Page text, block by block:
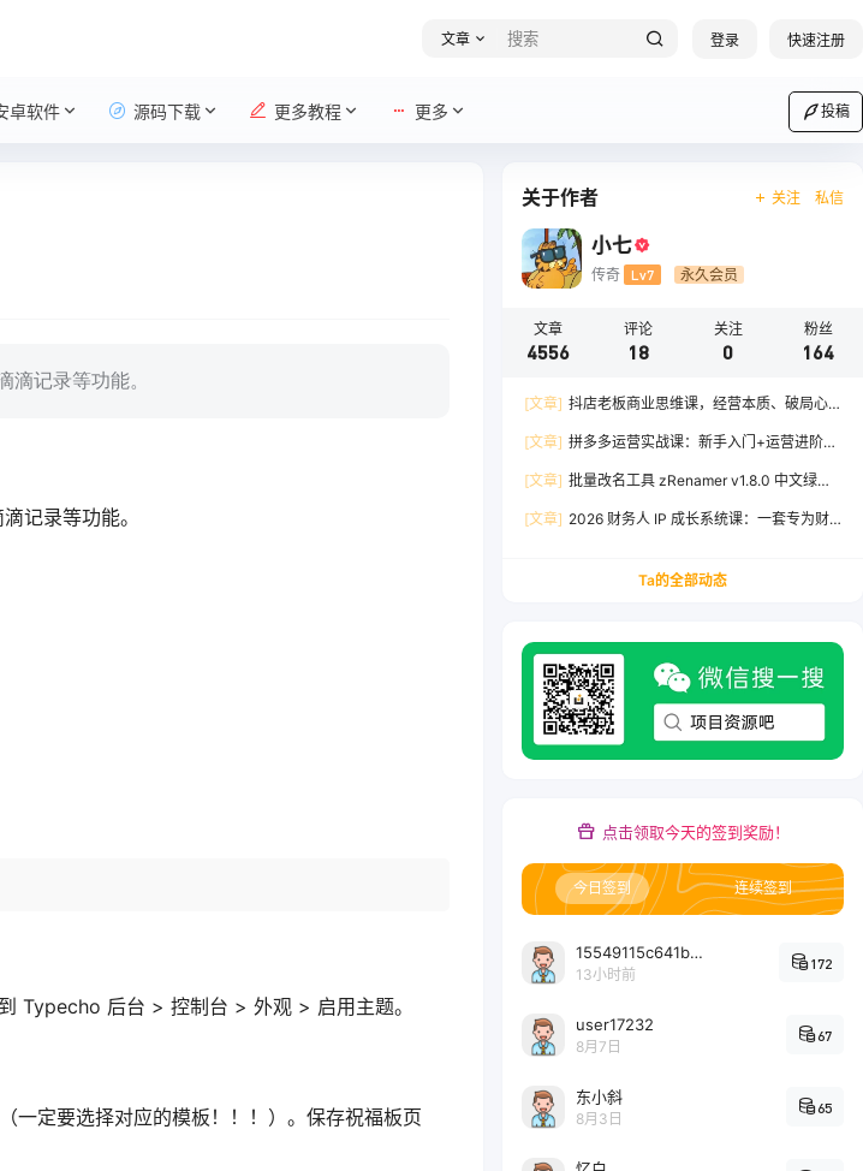
文章 登录 快速注册
卓软件 源码下载 更多教程 更多 投稿
滴记录等功能。
记录等功能。
Typecho 后台 > 控制台 > 外观 > 启用主题。
一定要选择对应的模板！！！）。保存祝福板页
关于作者 关注 私信
小七
传奇 Lv7 永久会员
文章
4556
评论
18
关注
0
粉丝
164
[文章] 抖店老板商业思维课，经营本质、破局心
增
[文章] 拼多多运营实战课：新手入门+运营进阶、
出百单
[文章] 批量改名工具 zRenamer v1.8.0 中文绿色
[文章] 2026 财务人 IP 成长系统课：一套专为财
Ta的全部动态
点击领取今天的签到奖励！
今日签到 连续签到
15549115c641bc6524e64d1d800349ec7396
13小时前
172
user17232
8月7日
67
东小斜
8月3日
65